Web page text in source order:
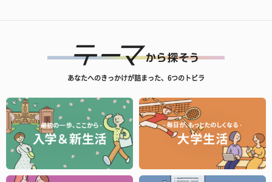
あなたへのきっかけが詰まった、6つのトビラ